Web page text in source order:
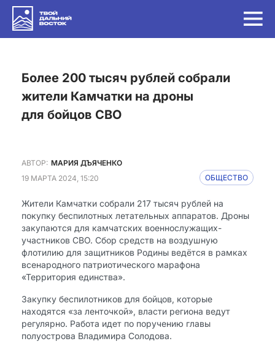
Более 200 тысяч рублей собрали
жители Камчатки на дроны
для бойцов СВО
АВТОР: МАРИЯ ДЪЯЧЕНКО
19 МАРТА 2024, 15:20
ОБЩЕСТВО
Жители Камчатки собрали 217 тысяч рублей на
покупку беспилотных летательных аппаратов. Дроны
закупаются для камчатских военнослужащих-
участников СВО. Сбор средств на воздушную
флотилию для защитников Родины ведётся в рамках
всенародного патриотического марафона
«Территория единства».
Закупку беспилотников для бойцов, которые
находятся «за ленточкой», власти региона ведут
регулярно. Работа идет по поручению главы
полуострова Владимира Солодова.